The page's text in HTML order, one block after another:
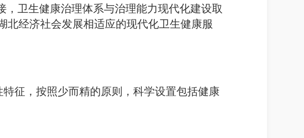
卫生健康治理体系与治理能力现代化建设取
北经济社会发展相适应的现代化卫生健康服
征，按照少而精的原则，科学设置包括健康